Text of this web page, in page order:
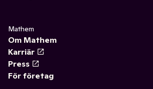
Mathem
Om Mathem
Karriär
Press
För företag